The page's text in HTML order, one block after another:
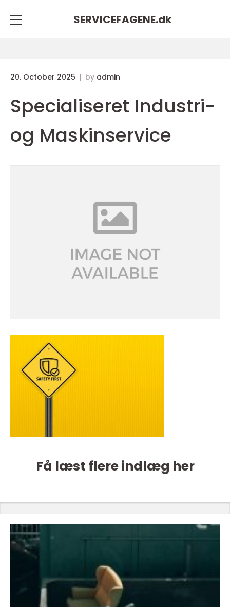
SERVICEFAGENE.dk
20. October 2025 by admin
Specialiseret Industri-
og Maskinservice
Få læst flere indlæg her